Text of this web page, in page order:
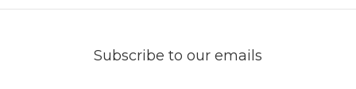
Subscribe to our emails